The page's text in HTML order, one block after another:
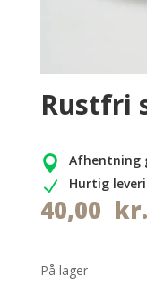
Rustfri
 Afhentning
N Hurtig
40,00 kr.
På lager